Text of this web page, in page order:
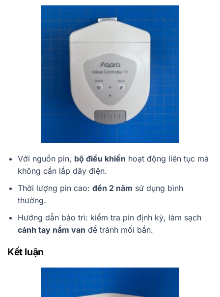
Với nguồn pin, bộ điều khiển hoạt động liên tục mà
không cần lắp dây điện.
Thời lượng pin cao: đến 2 năm sử dụng bình
thường.
Hướng dẫn bảo trì: kiểm tra pin định kỳ, làm sạch
cánh tay nắm van để tránh mối bẩn.
Kết luận